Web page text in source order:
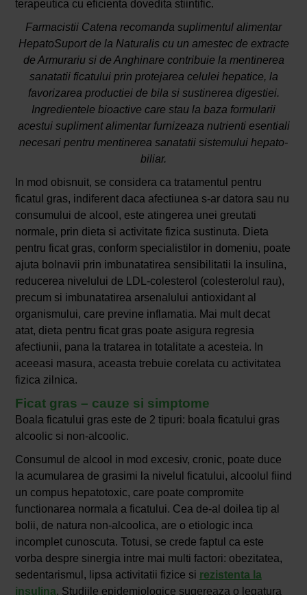
terapeutica cu eficienta dovedita stiintific.
Farmacistii Catena recomanda suplimentul alimentar
HepatoSuport de la Naturalis cu un amestec de extracte
de Armurariu si de Anghinare contribuie la mentinerea
sanatatii ficatului prin protejarea celulei hepatice, la
favorizarea productiei de bila si sustinerea digestiei.
Ingredientele bioactive care stau la baza formularii
acestui supliment alimentar furnizeaza nutrienti esentiali
necesari pentru mentinerea sanatatii sistemului hepato-
biliar.
In mod obisnuit, se considera ca tratamentul pentru
ficatul gras, indiferent daca afectiunea s-ar datora sau nu
consumului de alcool, este atingerea unei greutati
normale, prin dieta si activitate fizica sustinuta. Dieta
pentru ficat gras, conform specialistilor in domeniu, poate
ajuta bolnavii prin imbunatatirea sensibilitatii la insulina,
reducerea nivelului de LDL-colesterol (colesterolul rau),
precum si imbunatatirea arsenalului antioxidant al
organismului, care previne inflamatia. Mai mult decat
atat, dieta pentru ficat gras poate asigura regresia
afectiunii, pana la tratarea in totalitate a acesteia. In
aceeasi masura, aceasta trebuie corelata cu activitatea
fizica zilnica.
Ficat gras – cauze si simptome
Boala ficatului gras este de 2 tipuri: boala ficatului gras
alcoolic si non-alcoolic.
Consumul de alcool in mod excesiv, cronic, poate duce
la acumularea de grasimi la nivelul ficatului, alcoolul fiind
un compus hepatotoxic, care poate compromite
functionarea normala a ficatului. Cea de-al doilea tip al
bolii, de natura non-alcoolica, are o etiologic inca
incomplet cunoscuta. Totusi, se crede faptul ca este
vorba despre sinergia intre mai multi factori: obezitatea,
sedentarismul, lipsa activitatii fizice si rezistenta la
insulina. Studiile epidemiologice sugereaza o legatura